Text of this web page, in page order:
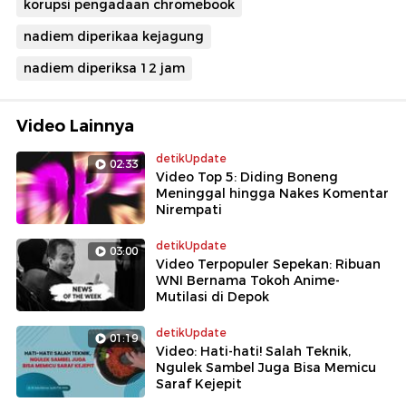
korupsi pengadaan chromebook
nadiem diperikaa kejagung
nadiem diperiksa 12 jam
Video Lainnya
02:33 detikUpdate
Video Top 5: Diding Boneng
Meninggal hingga Nakes Komentar
Nirempati
03:00 detikUpdate
Video Terpopuler Sepekan: Ribuan
WNI Bernama Tokoh Anime-
Mutilasi di Depok
01:19 detikUpdate
Video: Hati-hati! Salah Teknik,
Ngulek Sambel Juga Bisa Memicu
Saraf Kejepit